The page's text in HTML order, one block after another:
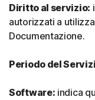
Diritto al servizio:
autorizzati a
Documentazione.
Periodo del
Software: indica